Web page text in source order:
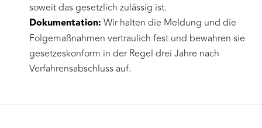
soweit das gesetzlich zulässig ist.
Dokumentation: Wir halten die Meldung und die
Folgemaßnahmen vertraulich fest und bewahren sie
gesetzeskonform in der Regel drei Jahre nach
Verfahrensabschluss auf.